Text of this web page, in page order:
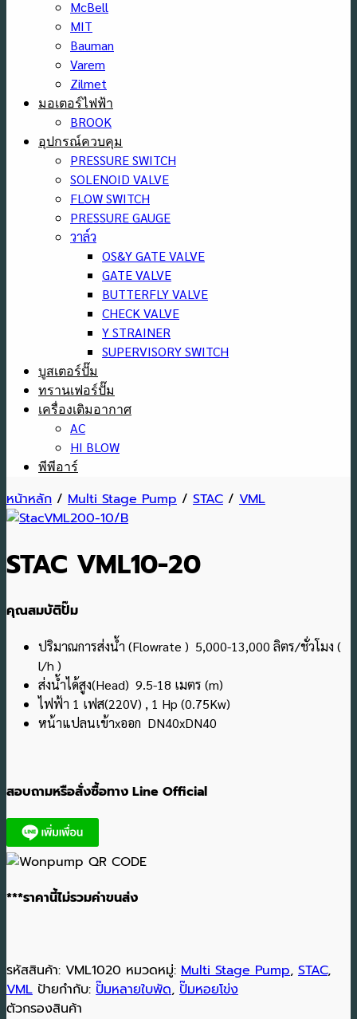
McBell
MIT
Bauman
Varem
Zilmet
มอเตอร์ไฟฟ้า
BROOK
อุปกรณ์ควบคุม
PRESSURE SWITCH
SOLENOID VALVE
FLOW SWITCH
PRESSURE GAUGE
วาล์ว
OS&Y GATE VALVE
GATE VALVE
BUTTERFLY VALVE
CHECK VALVE
Y STRAINER
SUPERVISORY SWITCH
บูสเตอร์ปั๊ม
ทรานเฟอร์ปั๊ม
เครื่องเติมอากาศ
AC
HI BLOW
พีพีอาร์
หน้าหลัก / Multi Stage Pump / STAC / VML
STAC VML10-20
คุณสมบัติปั๊ม
ปริมาณการส่งน้ำ (Flowrate ) 5,000-13,000 ลิตร/ชั่วโมง (
l/h )
ส่งน้ำได้สูง(Head) 9.5-18 เมตร (m)
ไฟฟ้า 1 เฟส(220V) , 1 Hp (0.75Kw)
หน้าแปลนเข้าxออก DN40xDN40
สอบถามหรือสั่งซื้อทาง Line Official
***ราคานี้ไม่รวมค่าขนส่ง
รหัสสินค้า: VML1020 หมวดหมู่: Multi Stage Pump, STAC,
VML ป้ายกำกับ: ปั๊มหลายใบพัด, ปั๊มหอยโข่ง
ตัวกรองสินค้า